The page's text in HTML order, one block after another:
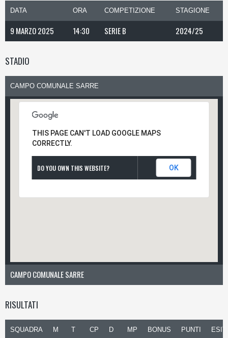
DATA ORA COMPETIZIONE STAGIONE
9 MARZO 2025 14:30 SERIE B 2024/25
STADIO
CAMPO COMUNALE SARRE
THIS PAGE CAN'T LOAD GOOGLE MAPS
CORRECTLY.
DO YOU OWN THIS WEBSITE? OK
CAMPO COMUNALE SARRE
RISULTATI
SQUADRA M T CP D MP BONUS PUNTI